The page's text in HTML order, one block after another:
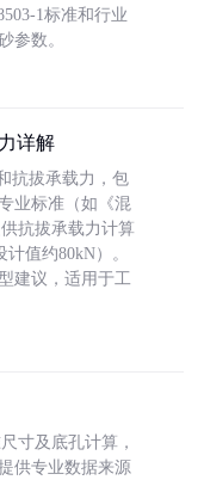
1标准和行业
参数。
详解
抗拔承载力，包
业标准（如《混
抗拔承载力计算
值约80kN）。
建议，适用于工
寸及底孔计算，
供专业数据来源